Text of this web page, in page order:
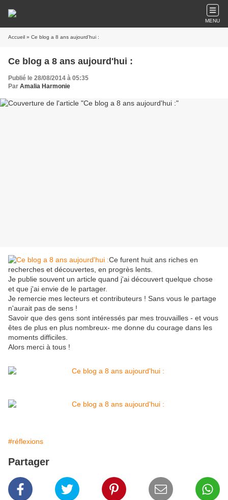
MENU
Accueil » Ce blog a 8 ans aujourd'hui :
Ce blog a 8 ans aujourd'hui :
Publié le 28/08/2014 à 05:35
Par Amalia Harmonie
Ce furent huit ans riches en
recherches et découvertes, en progrès lents.
Je publie souvent un article quand j'ai découvert quelque chose
et que j'ai envie de le partager.
Je remercie mes lecteurs et contributeurs ! Sans vous le partage
n'aurait pas de sens !
Savoir que des gens sont intéressés par mes trouvailles - et vous
êtes de plus en plus nombreux- me donne du courage dans les
moments difficiles.
Alors merci à tous !
#réflexions
Partager